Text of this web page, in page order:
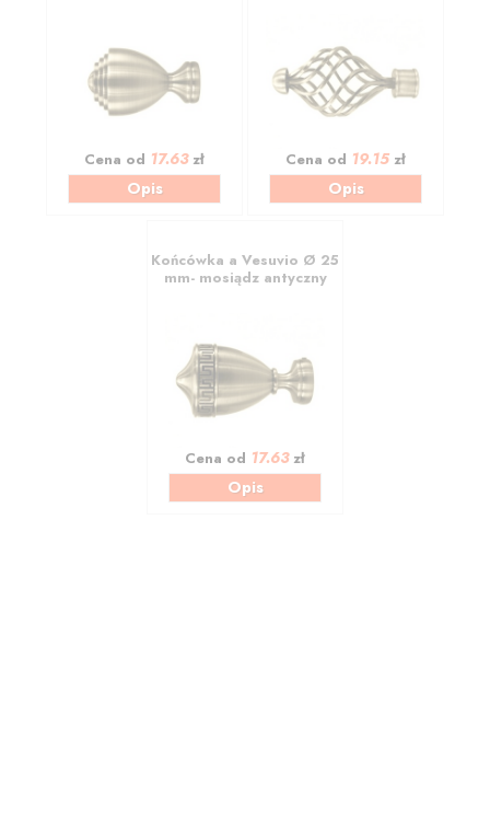
Cena od 17.63zł
Opis
Cena od 19.15 zł
Opis
Końcówka a Vesuvio Ø 25
mm- mosiądz antyczny
Cena od 17.63zł
Opis